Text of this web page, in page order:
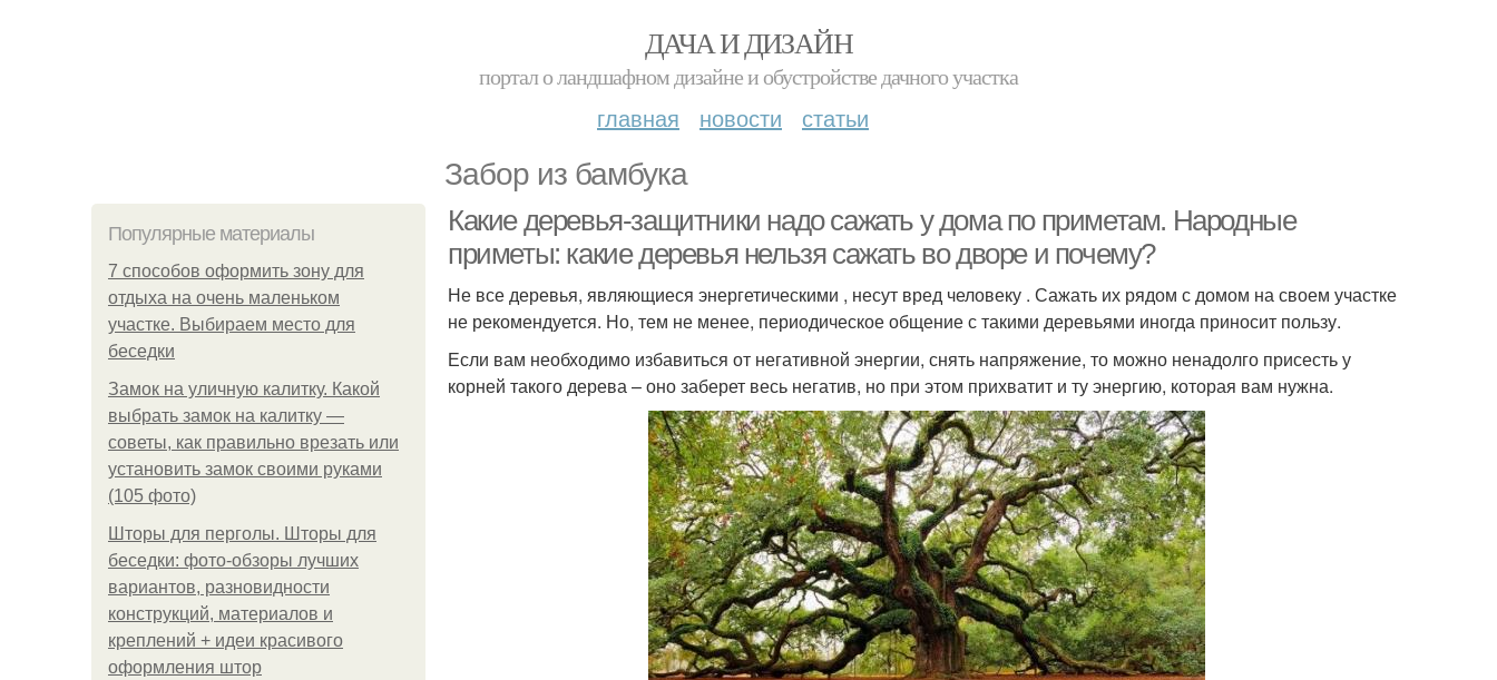
ДАЧА И ДИЗАЙН
портал о ландшафном дизайне и обустройстве дачного участка
главная новости статьи
Забор из бамбука
Популярные материалы
7 способов оформить зону для
отдыха на очень маленьком
участке. Выбираем место для
беседки
Замок на уличную калитку. Какой
выбрать замок на калитку —
советы, как правильно врезать или
установить замок своими руками
(105 фото)
Шторы для перголы. Шторы для
беседки: фото-обзоры лучших
вариантов, разновидности
конструкций, материалов и
креплений + идеи красивого
оформления штор
Какие деревья-защитники надо сажать у дома по приметам. Народные
приметы: какие деревья нельзя сажать во дворе и почему?
Не все деревья, являющиеся энергетическими , несут вред человеку . Сажать их рядом с домом на своем участке
не рекомендуется. Но, тем не менее, периодическое общение с такими деревьями иногда приносит пользу.
Если вам необходимо избавиться от негативной энергии, снять напряжение, то можно ненадолго присесть у
корней такого дерева – оно заберет весь негатив, но при этом прихватит и ту энергию, которая вам нужна.